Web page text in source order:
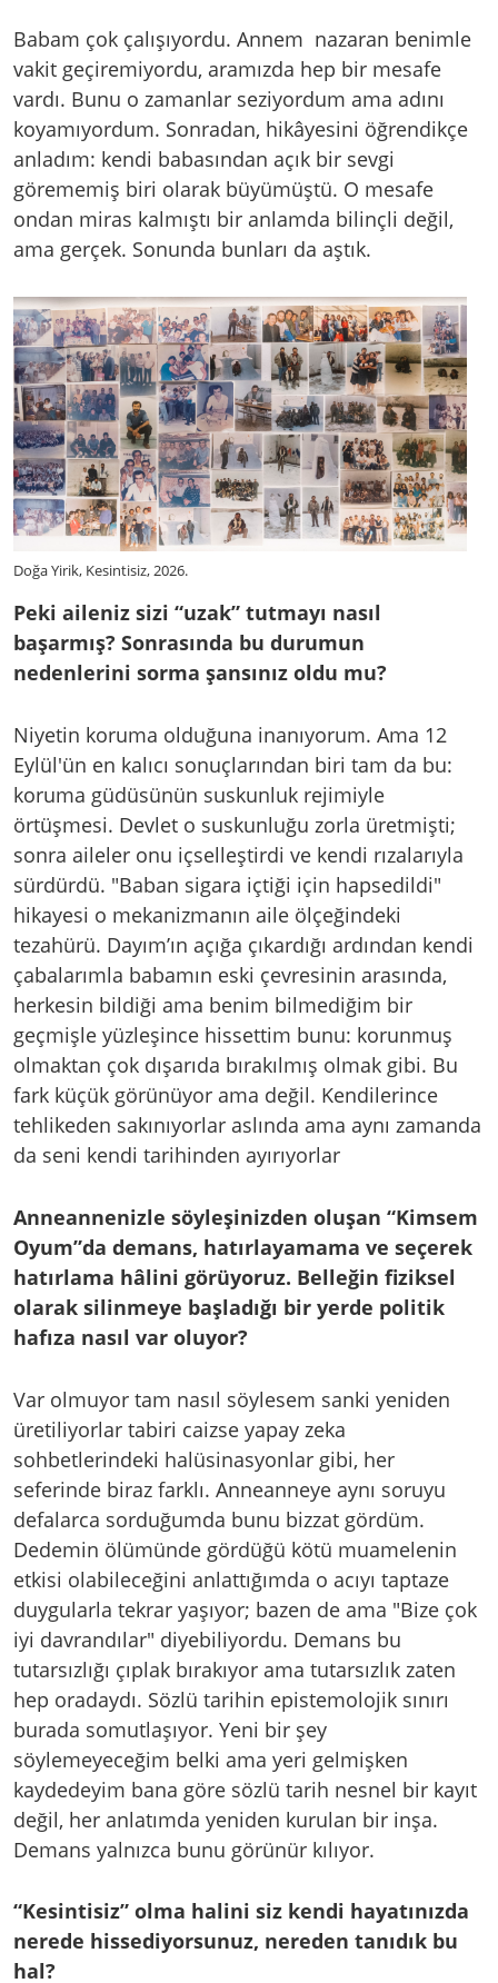
Babam çok çalışıyordu. Annem nazaran benimle
vakit geçiremiyordu, aramızda hep bir mesafe
vardı. Bunu o zamanlar seziyordum ama adını
koyamıyordum. Sonradan, hikâyesini öğrendikçe
anladım: kendi babasından açık bir sevgi
görememiş biri olarak büyümüştü. O mesafe
ondan miras kalmıştı bir anlamda bilinçli değil,
ama gerçek. Sonunda bunları da aştık.
Doğa Yirik, Kesintisiz, 2026.
Peki aileniz sizi “uzak” tutmayı nasıl
başarmış? Sonrasında bu durumun
nedenlerini sorma şansınız oldu mu?
Niyetin koruma olduğuna inanıyorum. Ama 12
Eylül'ün en kalıcı sonuçlarından biri tam da bu:
koruma güdüsünün suskunluk rejimiyle
örtüşmesi. Devlet o suskunluğu zorla üretmişti;
sonra aileler onu içselleştirdi ve kendi rızalarıyla
sürdürdü. "Baban sigara içtiği için hapsedildi"
hikayesi o mekanizmanın aile ölçeğindeki
tezahürü. Dayım’ın açığa çıkardığı ardından kendi
çabalarımla babamın eski çevresinin arasında,
herkesin bildiği ama benim bilmediğim bir
geçmişle yüzleşince hissettim bunu: korunmuş
olmaktan çok dışarıda bırakılmış olmak gibi. Bu
fark küçük görünüyor ama değil. Kendilerince
tehlikeden sakınıyorlar aslında ama aynı zamanda
da seni kendi tarihinden ayırıyorlar
Anneannenizle söyleşinizden oluşan “Kimsem
Oyum”da demans, hatırlayamama ve seçerek
hatırlama hâlini görüyoruz. Belleğin fiziksel
olarak silinmeye başladığı bir yerde politik
hafıza nasıl var oluyor?
Var olmuyor tam nasıl söylesem sanki yeniden
üretiliyorlar tabiri caizse yapay zeka
sohbetlerindeki halüsinasyonlar gibi, her
seferinde biraz farklı. Anneanneye aynı soruyu
defalarca sorduğumda bunu bizzat gördüm.
Dedemin ölümünde gördüğü kötü muamelenin
etkisi olabileceğini anlattığımda o acıyı taptaze
duygularla tekrar yaşıyor; bazen de ama "Bize çok
iyi davrandılar" diyebiliyordu. Demans bu
tutarsızlığı çıplak bırakıyor ama tutarsızlık zaten
hep oradaydı. Sözlü tarihin epistemolojik sınırı
burada somutlaşıyor. Yeni bir şey
söylemeyeceğim belki ama yeri gelmişken
kaydedeyim bana göre sözlü tarih nesnel bir kayıt
değil, her anlatımda yeniden kurulan bir inşa.
Demans yalnızca bunu görünür kılıyor.
“Kesintisiz” olma halini siz kendi hayatınızda
nerede hissediyorsunuz, nereden tanıdık bu
hal?